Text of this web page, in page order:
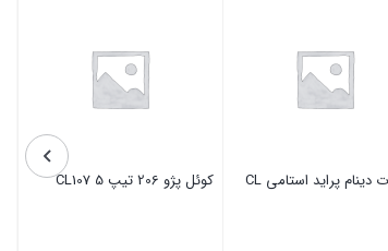
آفتامات دینام پراید استامی CL
کوئل پژو 206 تیپ 5 CL107